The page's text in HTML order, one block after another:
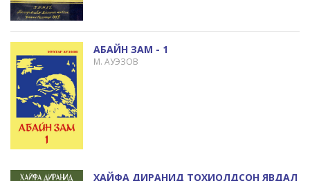
АБАЙН ЗАМ - 1
М. АУЭЗОВ
ХАЙФА ДИРАНИД ТОХИОЛДСОН ЯВДАЛ